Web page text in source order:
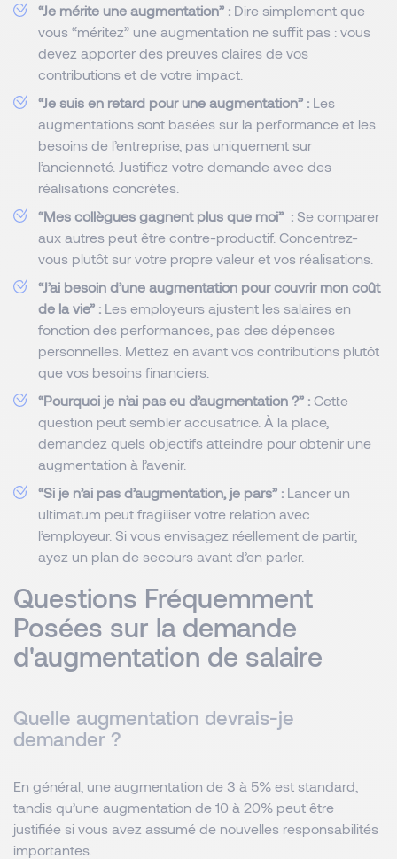
“Je mérite une augmentation” : Dire simplement que
vous “méritez” une augmentation ne suffit pas : vous
devez apporter des preuves claires de vos
contributions et de votre impact.
“Je suis en retard pour une augmentation” : Les
augmentations sont basées sur la performance et les
besoins de l’entreprise, pas uniquement sur
l’ancienneté. Justifiez votre demande avec des
réalisations concrètes.
“Mes collègues gagnent plus que moi” : Se comparer
aux autres peut être contre-productif. Concentrez-
vous plutôt sur votre propre valeur et vos réalisations.
“J’ai besoin d’une augmentation pour couvrir mon coût
de la vie” : Les employeurs ajustent les salaires en
fonction des performances, pas des dépenses
personnelles. Mettez en avant vos contributions plutôt
que vos besoins financiers.
“Pourquoi je n’ai pas eu d’augmentation ?” : Cette
question peut sembler accusatrice. À la place,
demandez quels objectifs atteindre pour obtenir une
augmentation à l’avenir.
“Si je n’ai pas d’augmentation, je pars” : Lancer un
ultimatum peut fragiliser votre relation avec
l’employeur. Si vous envisagez réellement de partir,
ayez un plan de secours avant d’en parler.
Questions Fréquemment
Posées sur la demande
d'augmentation de salaire
Quelle augmentation devrais-je
demander ?
En général, une augmentation de 3 à 5% est standard,
tandis qu’une augmentation de 10 à 20% peut être
justifiée si vous avez assumé de nouvelles responsabilités
importantes.